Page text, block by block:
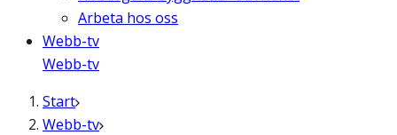
Arbeta hos oss
Webb-tv
Webb-tv
Start
Webb-tv